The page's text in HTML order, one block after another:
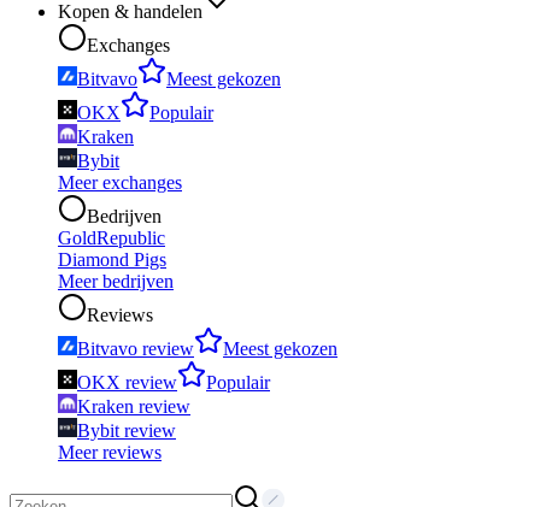
Kopen & handelen
Exchanges
Bitvavo
Meest gekozen
OKX
Populair
Kraken
Bybit
Meer exchanges
Bedrijven
GoldRepublic
Diamond Pigs
Meer bedrijven
Reviews
Bitvavo review
Meest gekozen
OKX review
Populair
Kraken review
Bybit review
Meer reviews